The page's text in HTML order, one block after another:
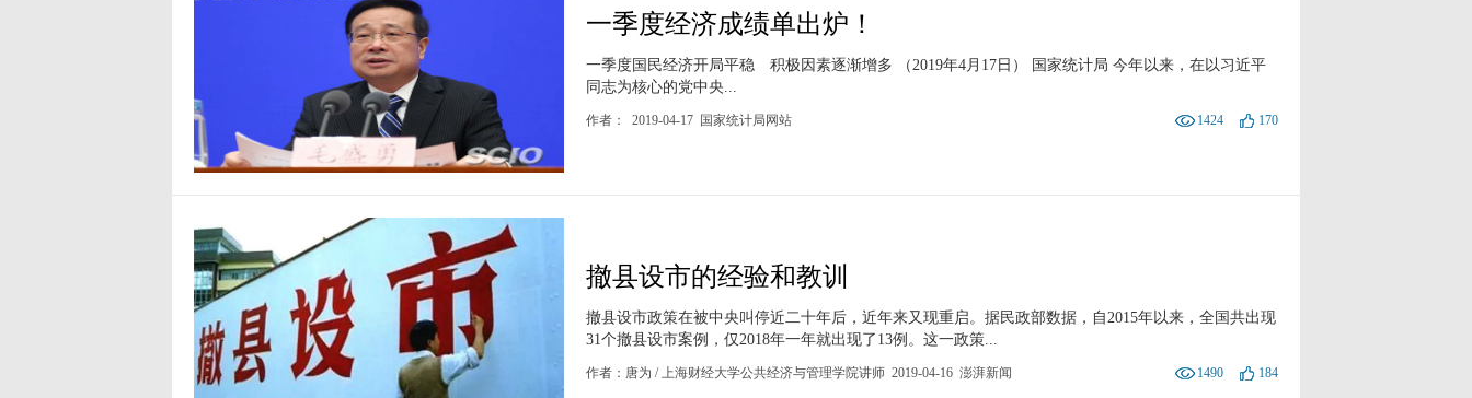
一季度经济成绩单出炉！
一季度国民经济开局平稳 积极因素逐渐增多 （2019年4月17日） 国家统计局 今年以来，在以习近平
同志为核心的党中央...
作者： 2019-04-17 国家统计局网站 1424 170
撤县设市的经验和教训
撤县设市政策在被中央叫停近二十年后，近年来又现重启。据民政部数据，自2015年以来，全国共出现
31个撤县设市案例，仅2018年一年就出现了13例。这一政策...
作者：唐为 / 上海财经大学公共经济与管理学院讲师 2019-04-16 澎湃新闻 1490 184